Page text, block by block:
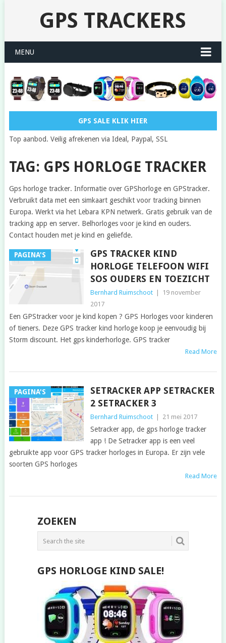
GPS TRACKERS
MENU
GPS SALE KLIK HIER
Top aanbod. Veilig afrekenen via Ideal, Paypal, SSL
TAG: GPS HORLOGE TRACKER
Gps horloge tracker. Informatie over GPShorloge en GPStracker.
Verbruikt data met een simkaart geschikt voor tracking binnen
Europa. Werkt via het Lebara KPN netwerk. Gratis gebruik van de
tracking app en server. Belhorloges voor je kind en ouders.
Contact houden met je kind en geliefde.
PAGINA'S
GPS TRACKER KIND
HORLOGE TELEFOON WIFI
SOS OUDERS EN TOEZICHT
Bernhard Ruimschoot
19 november
2017
Een GPStracker voor je kind kopen ? GPS Horloges voor kinderen
of tieners. Deze GPS tracker kind horloge koop je eenvoudig bij
Storm discount. Het gps kinderhorloge. GPS tracker
Read More
PAGINA'S
SETRACKER APP SETRACKER
2 SETRACKER 3
Bernhard Ruimschoot 21 mei 2017
Setracker app, de gps horloge tracker
app ! De Setracker app is een veel
gebruikte app voor GPS tracker horloges in Europa. Er zijn vele
soorten GPS horloges
Read More
POSTS
NAVIGATION
ZOEKEN
GPS HORLOGE KIND SALE!